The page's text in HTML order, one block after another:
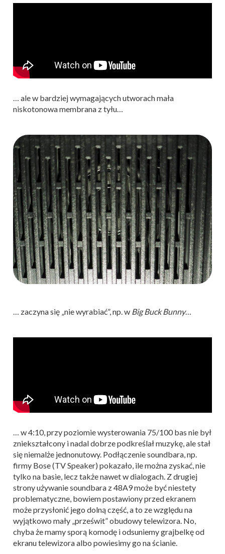
… ale w bardziej wymagających utworach mała
niskotonowa membrana z tyłu…
… zaczyna się „nie wyrabiać”, np. w Big Buck Bunny…
… w 4:10, przy poziomie wysterowania 75/100 bas nie był
zniekształcony i nadal dobrze podkreślał muzykę, ale stał
się niemalże jednonutowy. Podłączenie soundbara, np.
firmy Bose (TV Speaker) pokazało, ile można zyskać, nie
tylko na basie, lecz także nawet w dialogach. Z drugiej
strony używanie soundbara z 48A9 może być niestety
problematyczne, bowiem postawiony przed ekranem
może przysłonić jego dolną część, a to ze względu na
wyjątkowo mały „prześwit” obudowy telewizora. No,
chyba że mamy sporą komodę i odsuniemy grajbelkę od
ekranu telewizora albo powiesimy go na ścianie.